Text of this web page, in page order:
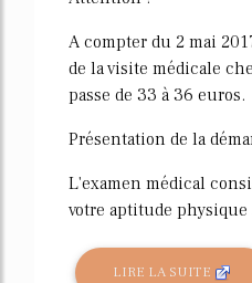
A compter du 2 mai
de la visite médicale
passe de 33 à 36 euros.
Présentation de la
L'examen médical
votre aptitude
LIRE LA SUITE